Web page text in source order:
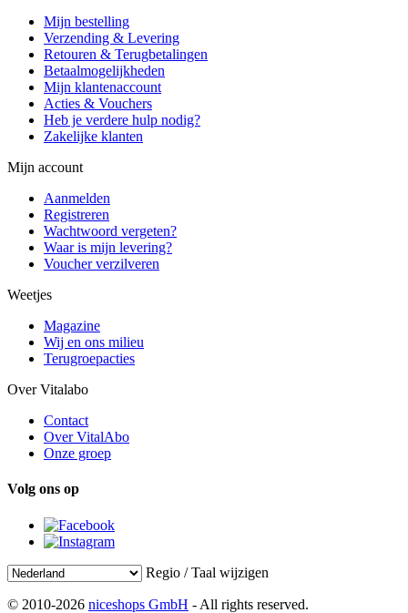
Mijn bestelling
Verzending & Levering
Retouren & Terugbetalingen
Betaalmogelijkheden
Mijn klantenaccount
Acties & Vouchers
Heb je verdere hulp nodig?
Zakelijke klanten
Mijn account
Aanmelden
Registreren
Wachtwoord vergeten?
Waar is mijn levering?
Voucher verzilveren
Weetjes
Magazine
Wij en ons milieu
Terugroepacties
Over Vitalabo
Contact
Over VitalAbo
Onze groep
Volg ons op
Regio / Taal wijzigen
© 2010-2026 niceshops GmbH - All rights reserved.